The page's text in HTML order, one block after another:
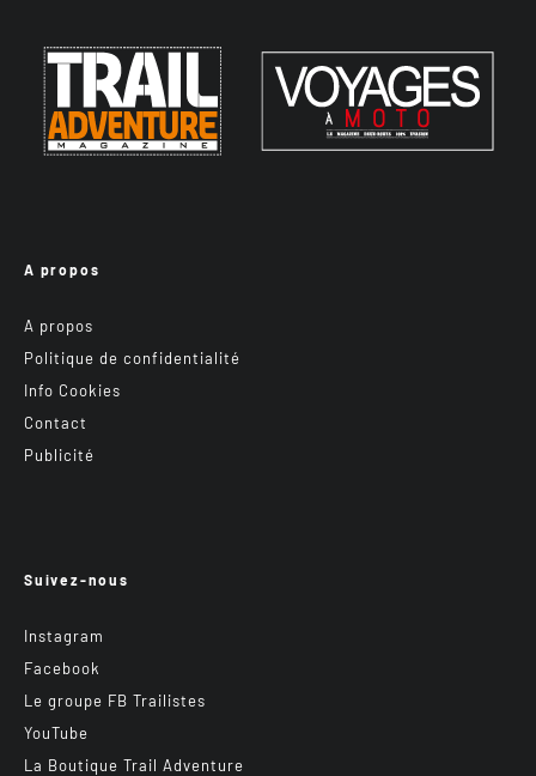
A propos
A propos
Politique de confidentialité
Info Cookies
Contact
Publicité
Suivez-nous
Instagram
Facebook
Le groupe FB Trailistes
YouTube
La Boutique Trail Adventure